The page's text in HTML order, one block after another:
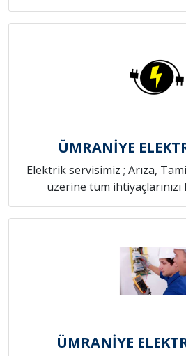
ÜMRANİYE
Elektrik servisimiz ; Arıza,
üzerine tüm ihtiyaçlarınızı
ÜMRANİYE